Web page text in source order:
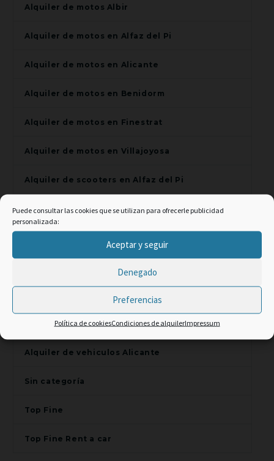
Puede consultar las cookies que se utilizan para ofrecerle publicidad
personalizada:
Aceptar y seguir
Denegado
Preferencias
Política de cookiesCondiciones de alquilerImpressum
Alquiler de motos Albir
Alquiler de motos en Alfaz del Pi
Alquiler de motos en Alicante
Alquiler de motos en Benidorm
Alquiler de motos en Finestrat
Alquiler de motos en Villajoyosa
Alquiler de scooters en Alfaz del Pi
Alquiler de scooters en Alicante
Alquiler de scooters en Finestrat
Alquiler de scooters en Villajoyosa
Alquiler de vehiculos Alicante
Sin categoría
Top Fine
Top Fine Rent a car
Promo Web -2% code:
TOP CLIENT